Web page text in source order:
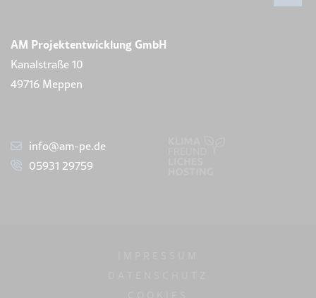
AM Projektentwicklung GmbH
Kanalstraße 10
49716 Meppen
info@am-pe.de
05931 29759